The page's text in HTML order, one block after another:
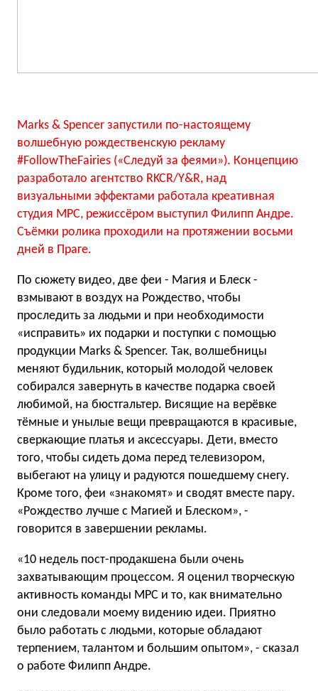
Marks & Spencer запустили по-настоящему
волшебную рождественскую рекламу
#FollowTheFairies («Следуй за феями»). Концепцию
разработало агентство RKCR/Y&R, над
визуальными эффектами работала креативная
студия MPC, режиссёром выступил Филипп Андре.
Съёмки ролика проходили на протяжении восьми
дней в Праге.
По сюжету видео, две феи - Магия и Блеск -
взмывают в воздух на Рождество, чтобы
проследить за людьми и при необходимости
«исправить» их подарки и поступки с помощью
продукции Marks & Spencer. Так, волшебницы
меняют будильник, который молодой человек
собирался завернуть в качестве подарка своей
любимой, на бюстгальтер. Висящие на верёвке
тёмные и унылые вещи превращаются в красивые,
сверкающие платья и аксессуары. Дети, вместо
того, чтобы сидеть дома перед телевизором,
выбегают на улицу и радуются пошедшему снегу.
Кроме того, феи «знакомят» и сводят вместе пару.
«Рождество лучше с Магией и Блеском», -
говорится в завершении рекламы.
«10 недель пост-продакшена были очень
захватывающим процессом. Я оценил творческую
активность команды MPC и то, как внимательно
они следовали моему видению идеи. Приятно
было работать с людьми, которые обладают
терпением, талантом и большим опытом», - сказал
о работе Филипп Андре.